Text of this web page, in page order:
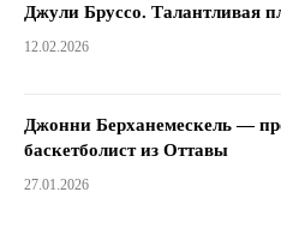
Джули Бруссо. Талантливая
12.02.2026
Джонни Берханемескель —
баскетболист из Оттавы
27.01.2026